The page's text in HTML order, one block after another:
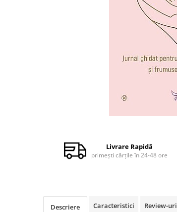
Livrare Rapidă
primești cărțile în 24-48 ore
Descriere Caracteristici Review-uri